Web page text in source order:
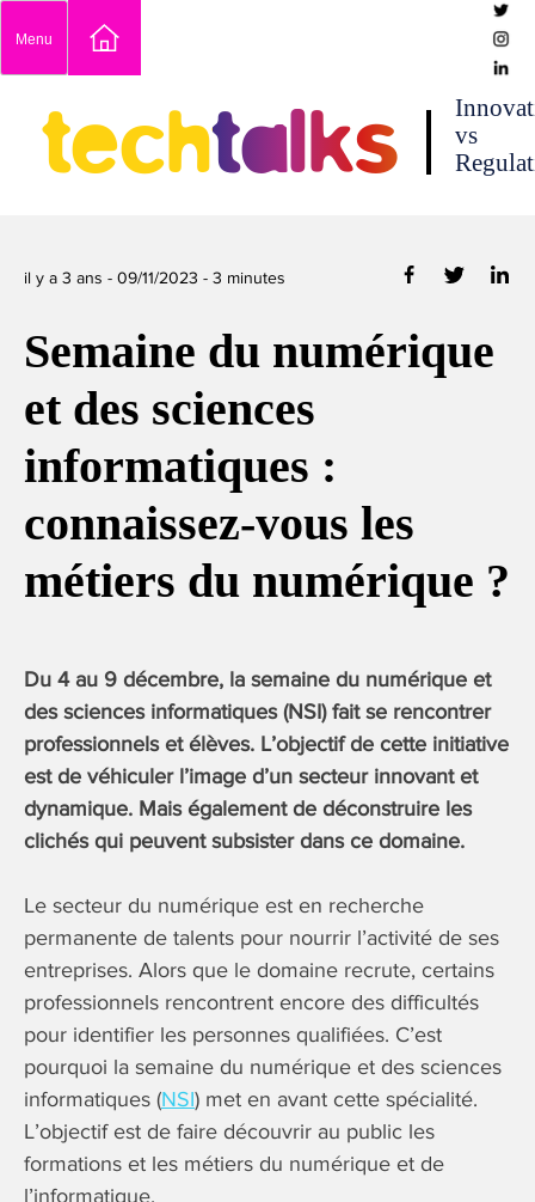
content
Menu
techtalks
vs
il y a 3 ans - 09/11/2023 - 3 minutes
Semaine du numérique
et des sciences
informatiques :
connaissez-vous les
métiers du numérique ?
Du 4 au 9 décembre, la semaine du numérique et
des sciences informatiques (NSI) fait se rencontrer
professionnels et élèves. L’objectif de cette initiative
est de véhiculer l’image d’un secteur innovant et
dynamique. Mais également de déconstruire les
clichés qui peuvent subsister dans ce domaine.
Le secteur du numérique est en recherche
permanente de talents pour nourrir l’activité de ses
entreprises. Alors que le domaine recrute, certains
professionnels rencontrent encore des difficultés
pour identifier les personnes qualifiées. C’est
pourquoi la semaine du numérique et des sciences
informatiques (NSI) met en avant cette spécialité.
L’objectif est de faire découvrir au public les
formations et les métiers du numérique et de
l’informatique.